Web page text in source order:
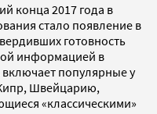
конца 2017 года в
стало появление в
готовность
информацией в
популярные у
Швейцарию,
«классическими»